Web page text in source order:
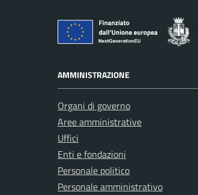
AMMINISTRAZIONE
Organi di governo
Aree amministrative
Uffici
Enti e fondazioni
Personale politico
Personale amministrativo